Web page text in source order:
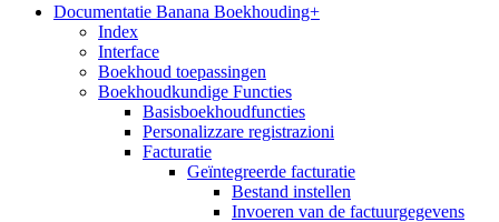
Documentatie Banana Boekhouding+
Index
Interface
Boekhoud toepassingen
Boekhoudkundige Functies
Basisboekhoudfuncties
Personalizzare registrazioni
Facturatie
Geïntegreerde facturatie
Bestand instellen
Invoeren van de factuurgegevens